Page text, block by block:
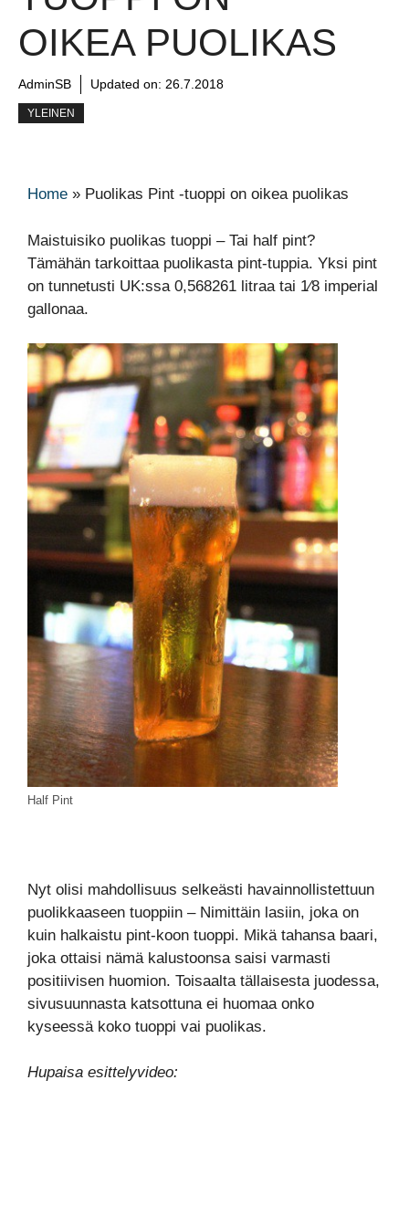
OIKEA PUOLIKAS
AdminSB Updated on: 26.7.2018
YLEINEN
Home » Puolikas Pint -tuoppi on oikea puolikas
Maistuisiko puolikas tuoppi – Tai half pint?
Tämähän tarkoittaa puolikasta pint-tuppia. Yksi pint
on tunnetusti UK:ssa 0,568261 litraa tai 1⁄8 imperial
gallonaa.
Half Pint
Nyt olisi mahdollisuus selkeästi havainnollistettuun
puolikkaaseen tuoppiin – Nimittäin lasiin, joka on
kuin halkaistu pint-koon tuoppi. Mikä tahansa baari,
joka ottaisi nämä kalustoonsa saisi varmasti
positiivisen huomion. Toisaalta tällaisesta juodessa,
sivusuunnasta katsottuna ei huomaa onko
kyseessä koko tuoppi vai puolikas.
Hupaisa esittelyvideo: